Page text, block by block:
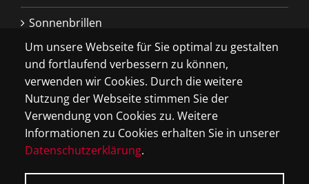
Sonnenbrillen
Kontaktlinsen
Extras
Impressum
Datenschutzerklärung
Um unsere Webseite für Sie optimal zu gestalten
und fortlaufend verbessern zu können,
verwenden wir Cookies. Durch die weitere
Nutzung der Webseite stimmen Sie der
Verwendung von Cookies zu. Weitere
Informationen zu Cookies erhalten Sie in unserer
Datenschutzerklärung.